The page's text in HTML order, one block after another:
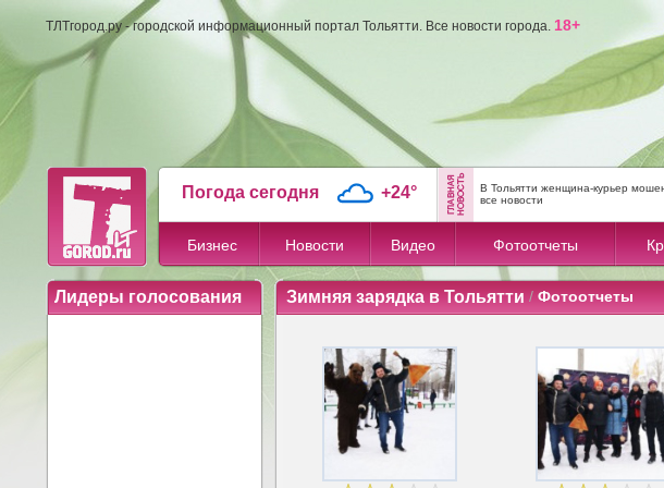
ТЛТгород.ру - городской информационный портал Тольятти. Все новости города. 18+
Погода сегодня +24°
В Тольятти женщина-курьер
все новости
Бизнес Новости Видео Фотоотчеты
Лидеры голосования Зимняя зарядка в Тольятти / Фотоотчеты